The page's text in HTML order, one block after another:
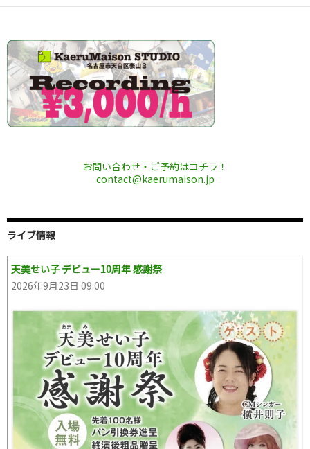
お問い合わせ・ご予約はコチラ！
contact@kaerumaison.jp
ライブ情報
天美せい子 デビュー10周年 感謝祭
2026年9月23日 09:00